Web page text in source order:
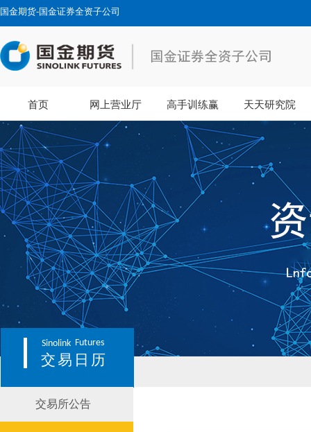
国金期货-国金证券全资子公司
首页 网上营业厅 高手训练赢 天天研究院
Sinolink Futures
交易日历
交易所公告